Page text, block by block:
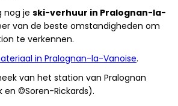
nog je ski-verhuur in Pralognan-la-
van de beste omstandigheden om
te verkennen.
in Pralognan-la-Vanoise.
van het station van Pralognan
en ©Soren-Rickards).